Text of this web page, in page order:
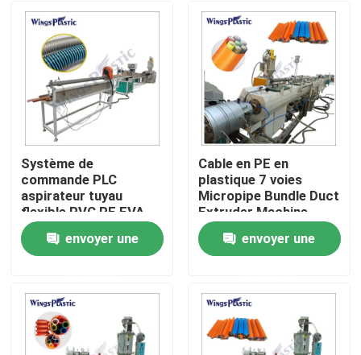
Maison
Produits
Au sujet de nous
Visite d'usine
Contrôle de qualité
Système de
commande PLC
aspirateur tuyau
flexible PVC PE EVA
machine d'extrusion
de tuyau en plastique
envoyer une
Cable en PE en
plastique 7 voies
Micropipe Bundle Duct
Extruder Machine
Machine d'extrusion
de tuyaux en plastique
envoyer une